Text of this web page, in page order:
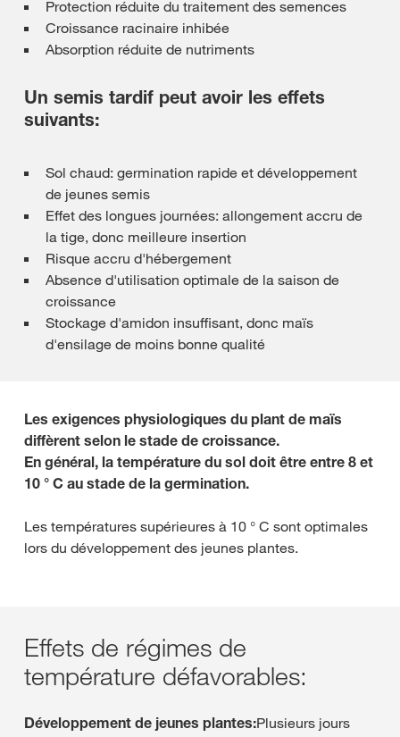
Protection réduite du traitement des semences
Croissance racinaire inhibée
Absorption réduite de nutriments
Un semis tardif peut avoir les effets
suivants:
Sol chaud: germination rapide et développement
de jeunes semis
Effet des longues journées: allongement accru de
la tige, donc meilleure insertion
Risque accru d'hébergement
Absence d'utilisation optimale de la saison de
croissance
Stockage d'amidon insuffisant, donc maïs
d'ensilage de moins bonne qualité
Les exigences physiologiques du plant de maïs
diffèrent selon le stade de croissance.
En général, la température du sol doit être entre 8 et
10 ° C au stade de la germination.
Les températures supérieures à 10 ° C sont optimales
lors du développement des jeunes plantes.
Effets de régimes de
température défavorables:
Développement de jeunes plantes:Plusieurs jours